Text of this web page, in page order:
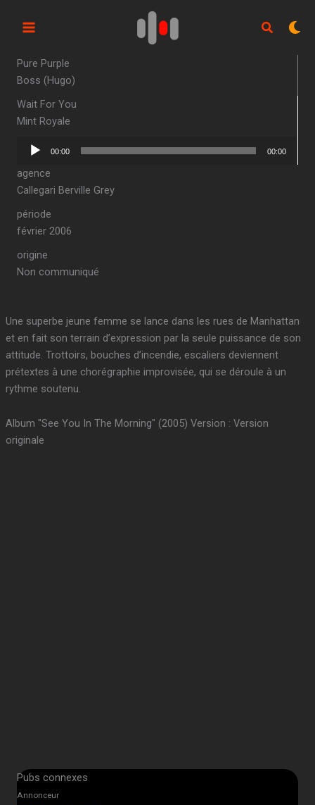
Pure Purple
Boss (Hugo)
Wait For You
Mint Royale
Lecteur
00:00 00:00
agence
Callegari Berville Grey
période
février 2006
origine
Non communiqué
Une superbe jeune femme se lance dans les rues de Manhattan
et en fait son terrain d’expression par la seule puissance de son
attitude. Trottoirs, bouches d’incendie, escaliers deviennent
prétextes à une chorégraphie improvisée, qui se déroule à un
rythme soutenu.
Album "See You In The Morning" (2005) Version : Version
originale
Pubs connexes
Annonceur